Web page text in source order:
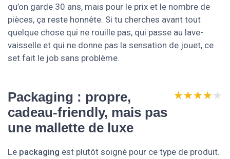
qu’on garde 30 ans, mais pour le prix et le nombre de
pièces, ça reste honnête. Si tu cherches avant tout
quelque chose qui ne rouille pas, qui passe au lave-
vaisselle et qui ne donne pas la sensation de jouet, ce
set fait le job sans problème.
Packaging : propre,
cadeau-friendly, mais pas
une mallette de luxe
★★★★★
★★★★★
Le packaging est plutôt soigné pour ce type de produit.